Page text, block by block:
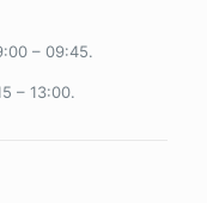
– 09:45.
– 13:00.